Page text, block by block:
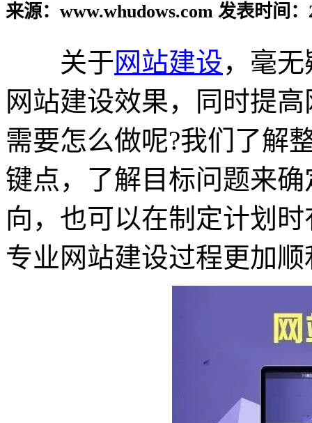
来源：www.whudows.com 发表时间：
关于网站建设，毫
网站建设效果，同时提
需要怎么做呢?我们了解
键点，了解目标问题来
向，也可以在制定计划
专业网站建设过程更加顺